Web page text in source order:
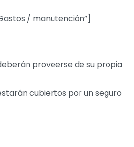
/ manutención”]
proveerse de su propia
cubiertos por un seguro